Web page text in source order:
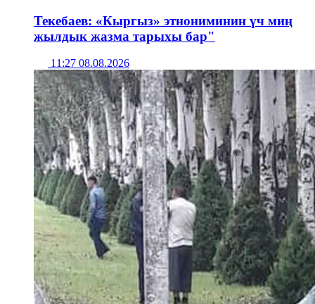
Текебаев: «Кыргыз» этнониминин үч миң
жылдык жазма тарыхы бар"
11:27 08.08.2026